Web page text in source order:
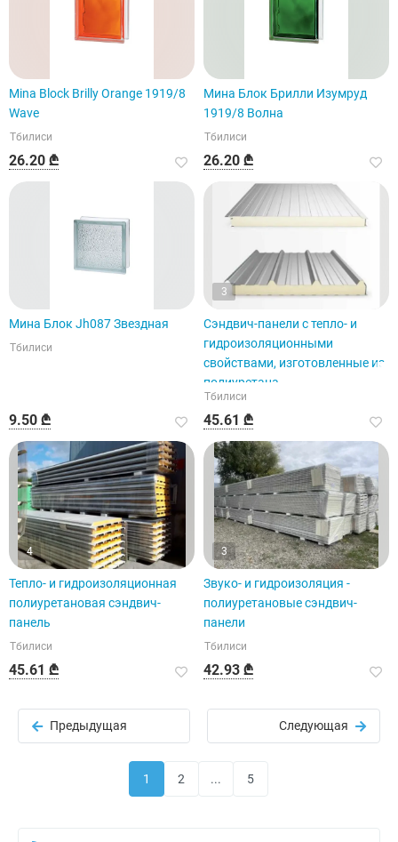
Mina Block Brilly Orange 1919/8
Wave
Тбилиси
26.20 ₾
Мина Блок Брилли Изумруд
1919/8 Волна
Тбилиси
26.20 ₾
Мина Блок Jh087 Звездная
Тбилиси
9.50 ₾
3
Сэндвич-панели с тепло- и
гидроизоляционными
свойствами, изготовленные из
полиуретана.
Тбилиси
45.61 ₾
4
Тепло- и гидроизоляционная
полиуретановая сэндвич-
панель
Тбилиси
45.61 ₾
3
Звуко- и гидроизоляция -
полиуретановые сэндвич-
панели
Тбилиси
42.93 ₾
Предыдущая Следующая
1 2 ... 5